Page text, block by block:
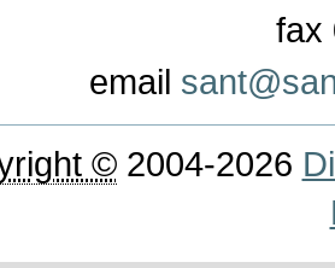
fax
email
©2004-2026